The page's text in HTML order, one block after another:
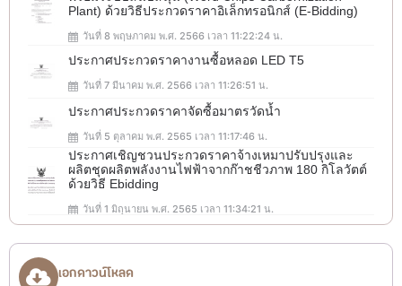
Plant) ด้วยวิธีประกวดราคาอิเล็กทรอนิกส์ (e-Bidding)
วันที่ 8 พฤษภาคม พ.ศ. 2566 เวลา 11:22:24 น.
ประกาศประกวดราคางานซื้อหลอด LED T5
วันที่ 7 มีนาคม พ.ศ. 2566 เวลา 11:26:51 น.
ประกาศประกวดราคาจัดซื้อมาตรวัดน้ำ
วันที่ 5 ตุลาคม พ.ศ. 2565 เวลา 11:17:46 น.
ประกาศเชิญชวนประกวดราคาจ้างเหมาปรับปรุงและ
ผลิตชุดผลิตพลังงานไฟฟ้าจากก๊าชชีวภาพ 180 กิโลวัตต์
ด้วยวิธี Ebidding
วันที่ 1 มิถุนายน พ.ศ. 2565 เวลา 11:34:21 น.
เอกดาวน์โหลด